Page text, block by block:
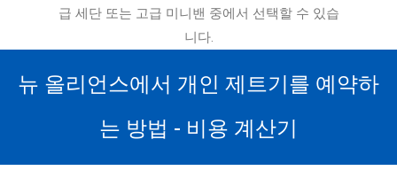
급 세단 또는 고급 미니밴 중에서 선택할 수 있습
니다.
뉴 올리언스에서 개인 제트기를 예약하
는 방법 - 비용 계산기